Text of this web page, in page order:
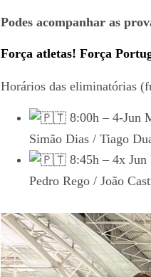
Podes acompanhar as
Força atletas! Força
Horários das eliminatórias
8:00h – 4-Jun
Simão Dias / Tiago
8:45h – 4x
Pedro Rego / João